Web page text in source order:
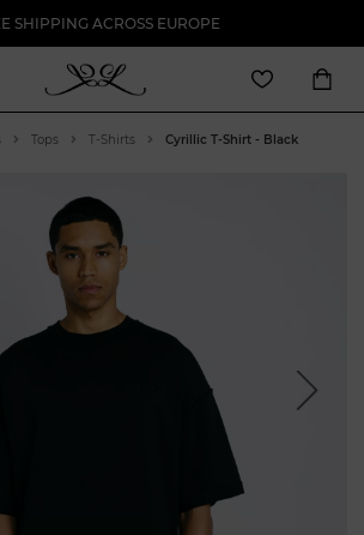
SHIPPING ACROSS EUROPE
Tops T-Shirts Cyrillic T-Shirt - Black
Next